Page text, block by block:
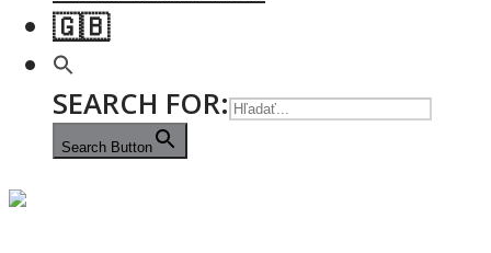
🇬🇧
SEARCH FOR:
Search Button